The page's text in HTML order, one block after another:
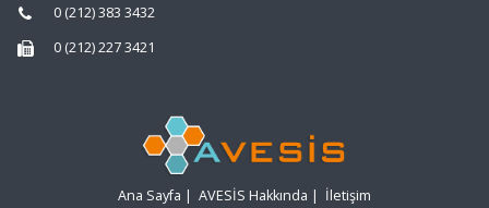
0 (212) 383 3432
0 (212) 227 3421
Ana Sayfa | AVESİS Hakkında | İletişim